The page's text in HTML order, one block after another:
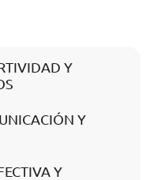
Y
Y
Y